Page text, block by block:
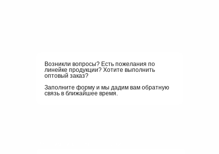
Возникли вопросы? Есть пожелания по
линейке продукции? Хотите выполнить
оптовый заказ?
Заполните форму и мы дадим вам обратную
связь в ближайшее время.